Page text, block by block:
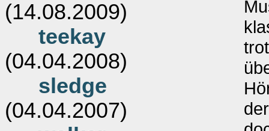
(14.08.2009)
teekay
(04.04.2008)
sledge
(04.04.2007)